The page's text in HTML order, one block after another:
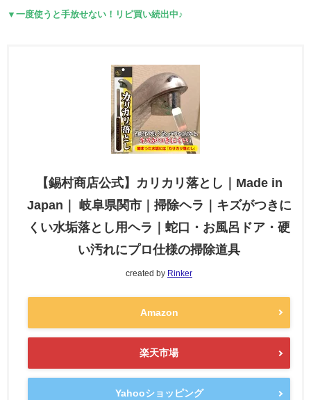
▼一度使うと手放せない！リピ買い続出中♪
【錫村商店公式】カリカリ落とし｜Made in
Japan｜ 岐阜県関市｜掃除ヘラ｜キズがつきに
くい水垢落とし用ヘラ｜蛇口・お風呂ドア・硬
い汚れにプロ仕様の掃除道具
created by Rinker
Amazon
楽天市場
Yahooショッピング